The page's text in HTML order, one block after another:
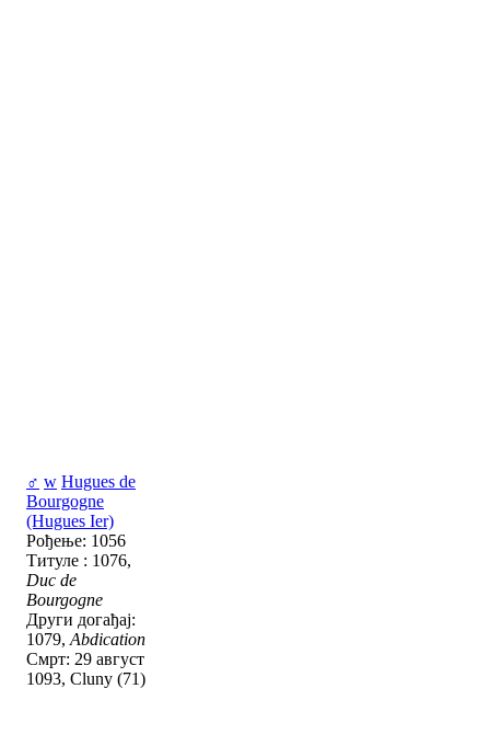
♂ w Hugues de
Bourgogne
(Hugues Ier)
Рођење: 1056
Титуле : 1076,
Duc de
Bourgogne
Други догађај:
1079, Abdication
Смрт: 29 август
1093, Cluny (71)